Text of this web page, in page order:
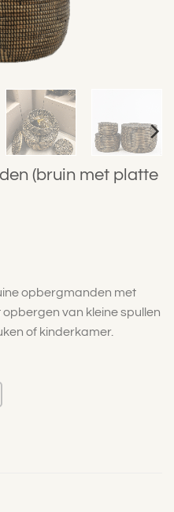
(bruin met platte
opbergmanden met
van kleine spullen
of kinderkamer.